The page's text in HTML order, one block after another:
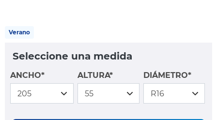
Verano
Seleccione una medida
ANCHO* ALTURA* DIÁMETRO*